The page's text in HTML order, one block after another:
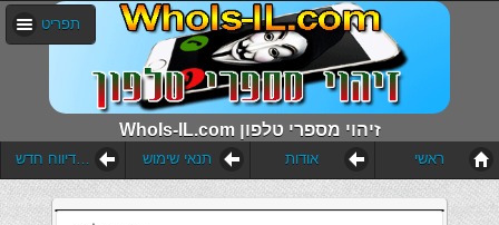
WhoIs-IL.com זיהוי מספרי טלפון
תפריט
הוסף דיווח חדש תנאי שימוש אודות ראשי